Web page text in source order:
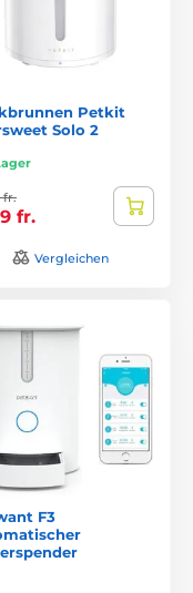
Petkit
Solo 2
fr.
fr.
Vergleichen
F3